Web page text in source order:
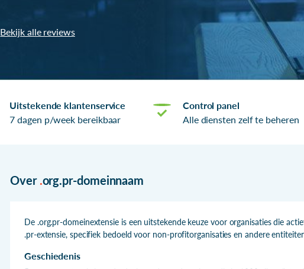
Bekijk alle reviews
Uitstekende klantenservice
7 dagen p/week bereikbaar
Control panel
Alle diensten zelf te beheren
Over .org.pr-domeinnaam
De .org.pr-domeinextensie is een uitstekende keuze voor organisaties die
.pr-extensie, specifiek bedoeld voor non-profitorganisaties en andere
Geschiedenis